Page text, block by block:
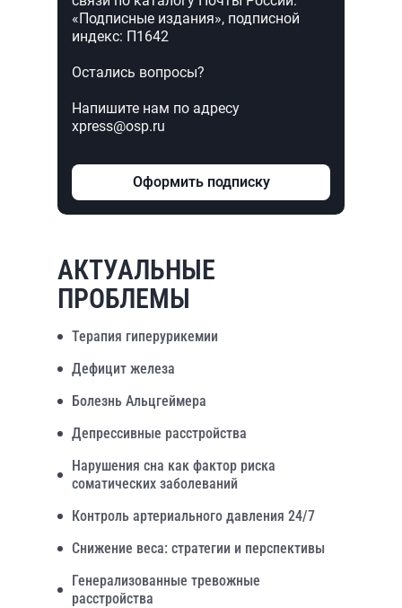
«Подписные издания», подписной
индекс: П1642
Остались вопросы?
Напишите нам по адресу
xpress@osp.ru
Оформить подписку
АКТУАЛЬНЫЕ
ПРОБЛЕМЫ
Терапия гиперурикемии
Дефицит железа
Болезнь Альцгеймера
Депрессивные расстройства
Нарушения сна как фактор риска
соматических заболеваний
Контроль артериального давления 24/7
Снижение веса: стратегии и перспективы
Генерализованные тревожные
расстройства